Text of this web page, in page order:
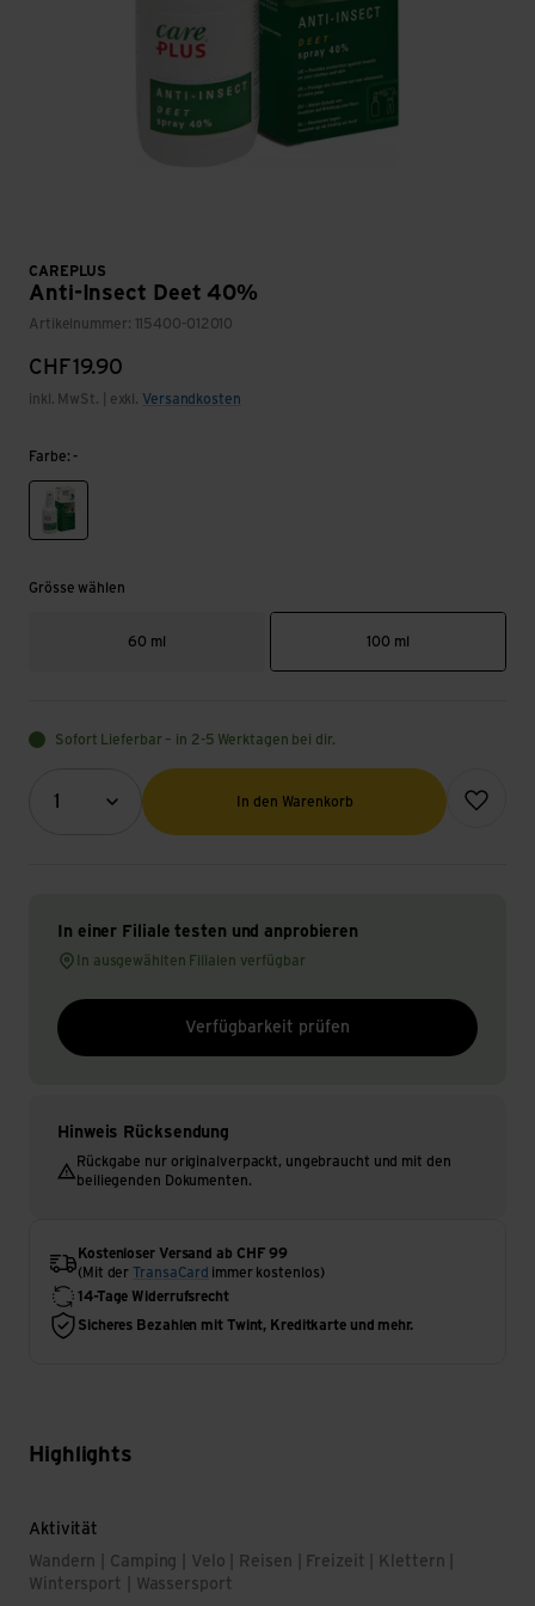
CAREPLUS
Anti-Insect Deet 40%
Artikelnummer: 115400-012010
CHF19.90
inkl. MwSt. | exkl. Versandkosten
Farbe: -
Grösse wählen
60 ml 100 ml
Sofort Lieferbar – in 2-5 Werktagen bei dir.
1
Menge (Optional)
In den Warenkorb
Zur
In einer Filiale testen und anprobieren
In ausgewählten Filialen verfügbar
Verfügbarkeit prüfen
Hinweis Rücksendung
Rückgabe nur originalverpackt, ungebraucht und mit den
beiliegenden Dokumenten.
Kostenloser Versand ab CHF 99
(Mit der
TransaCard immer kostenlos)
14-Tage Widerrufsrecht
Sicheres Bezahlen mit Twint, Kreditkarte und mehr.
Highlights
Aktivität
Wandern | Camping | Velo | Reisen | Freizeit | Klettern |
Wintersport | Wassersport